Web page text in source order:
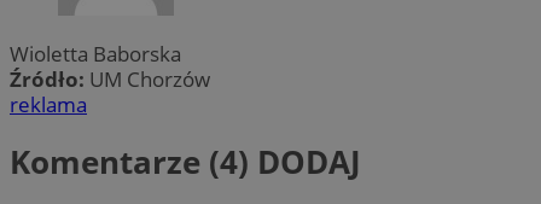
Wioletta Baborska
Źródło: UM Chorzów
reklama
Komentarze (4) DODAJ